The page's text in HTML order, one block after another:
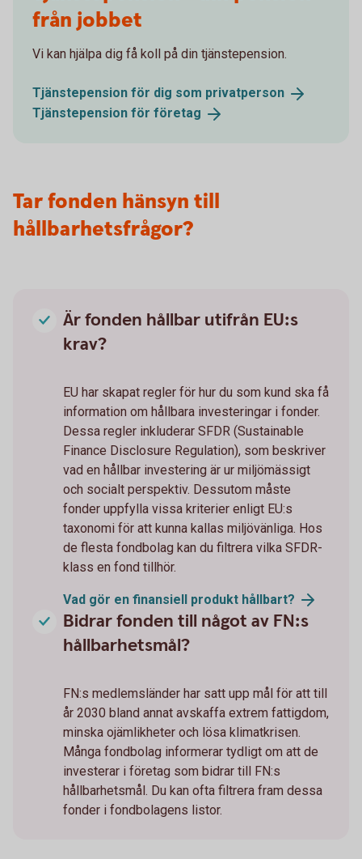
från jobbet
Vi kan hjälpa dig få koll på din tjänstepension.
Tjänstepension för dig som privatperson
Tjänstepension för företag
Tar fonden hänsyn till
hållbarhetsfrågor?
Är fonden hållbar utifrån EU:s
krav?
EU har skapat regler för hur du som kund ska få
information om hållbara investeringar i fonder.
Dessa regler inkluderar SFDR (Sustainable
Finance Disclosure Regulation), som beskriver
vad en hållbar investering är ur miljömässigt
och socialt perspektiv. Dessutom måste
fonder uppfylla vissa kriterier enligt EU:s
taxonomi för att kunna kallas miljövänliga. Hos
de flesta fondbolag kan du filtrera vilka SFDR-
klass en fond tillhör.
Vad gör en finansiell produkt hållbart?
Bidrar fonden till något av FN:s
hållbarhetsmål?
FN:s medlemsländer har satt upp mål för att till
år 2030 bland annat avskaffa extrem fattigdom,
minska ojämlikheter och lösa klimatkrisen.
Många fondbolag informerar tydligt om att de
investerar i företag som bidrar till FN:s
hållbarhetsmål. Du kan ofta filtrera fram dessa
fonder i fondbolagens listor.